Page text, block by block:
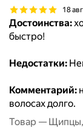
18
Достоинства:
быстро!
Недостатки:
Комментарий:
волосах долго.
Товар — Щипцы,